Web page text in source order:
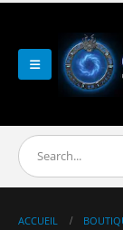
ACCUEIL